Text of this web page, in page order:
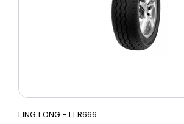
LING LONG - LLR666